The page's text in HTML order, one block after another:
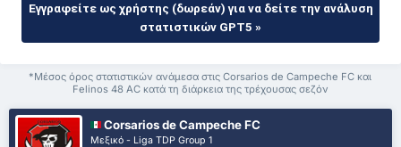
Εγγραφείτε ως χρήστης (δωρεάν) για να δείτε την ανάλυση
στατιστικών GPT5 »
*Μέσος όρος στατιστικών ανάμεσα στις Corsarios de Campeche FC και
Felinos 48 AC κατά τη διάρκεια της τρέχουσας σεζόν
Corsarios de Campeche FC
Μεξικό - Liga TDP Group 1